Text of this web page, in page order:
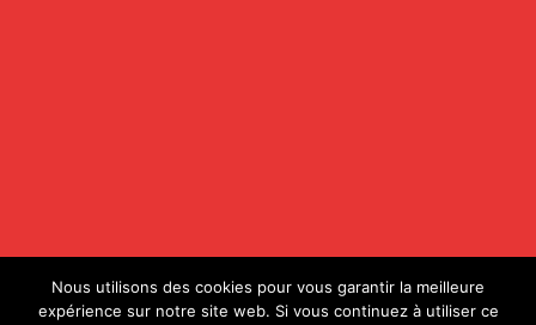
Presse Mentions légales
Nous utilisons des cookies pour vous garantir la meilleure
expérience sur notre site web. Si vous continuez à utiliser ce